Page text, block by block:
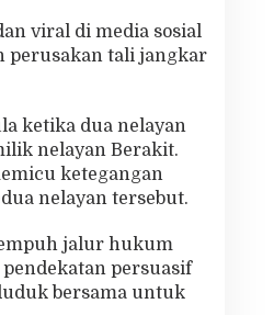
viral di media sosial
perusakan tali jangkar
ketika dua nelayan
nelayan Berakit.
ketegangan
nelayan tersebut.
jalur hukum
persuasif
bersama untuk